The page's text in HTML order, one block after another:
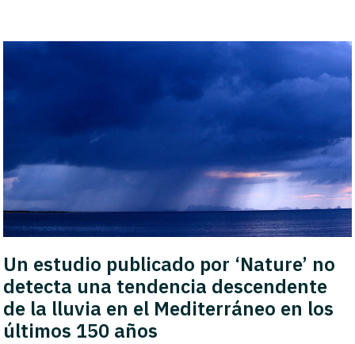
Un estudio publicado por ‘Nature’ no
detecta una tendencia descendente
de la lluvia en el Mediterráneo en los
últimos 150 años